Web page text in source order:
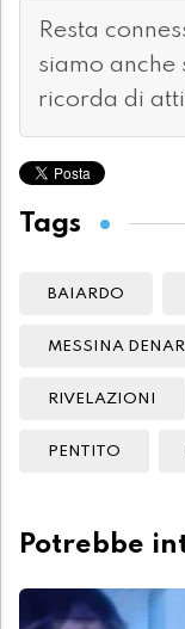
Resta
siamo anche
ricorda di
Tags
BAIARDO
MESSINA
RIVELAZIONI
PENTITO
Potrebbe